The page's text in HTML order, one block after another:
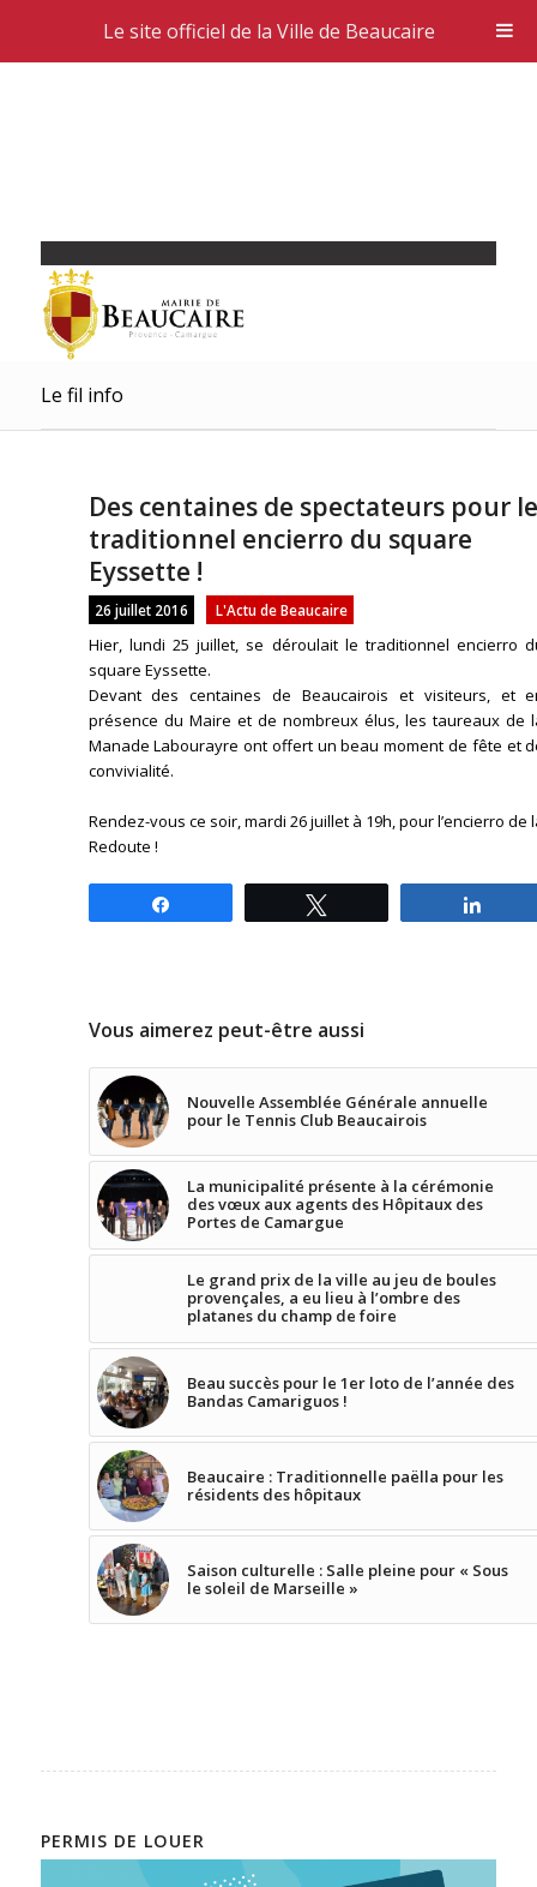
Le fil info
Des centaines de spectateurs pour le
traditionnel encierro du square
Eyssette !
26 juillet 2016 L'Actu de Beaucaire
Hier, lundi 25 juillet, se déroulait le traditionnel encierro
square Eyssette.
Devant des centaines de Beaucairois et visiteurs, et
présence du Maire et de nombreux élus, les taureaux de
Manade Labourayre ont offert un beau moment de fête et
convivialité.
Rendez-vous ce soir, mardi 26 juillet à 19h, pour l’encierro de
Redoute !
Vous aimerez peut-être aussi
Nouvelle Assemblée Générale annuelle
pour le Tennis Club Beaucairois
La municipalité présente à la cérémonie
des vœux aux agents des Hôpitaux des
Portes de Camargue
Le grand prix de la ville au jeu de boules
provençales, a eu lieu à l’ombre des
platanes du champ de foire
Beau succès pour le 1er loto de l’année des
Bandas Camariguos !
Beaucaire : Traditionnelle paëlla pour les
résidents des hôpitaux
Saison culturelle : Salle pleine pour « Sous
le soleil de Marseille »
PERMIS DE LOUER
Le site officiel de la Ville de Beaucaire